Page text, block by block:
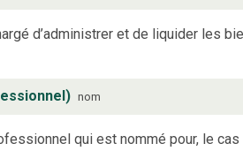
d’administrer et de liquider les
nom
qui est nommé pour, le